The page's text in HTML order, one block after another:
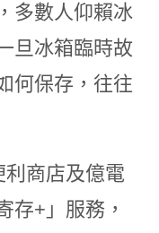
多數人仰賴冰
旦冰箱臨時故
何保存，往往
商店及億電
存+」服務，